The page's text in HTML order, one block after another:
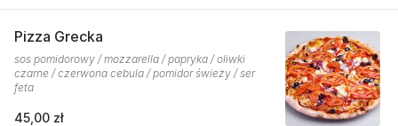
Pizza Grecka
sos pomidorowy / mozzarella / papryka / oliwki
czarne / czerwona cebula / pomidor świeży / ser
feta
45,00 zł